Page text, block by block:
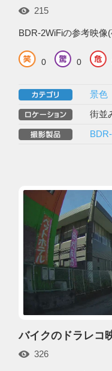
215
BDR-2WiFiの参考映像
0 0
景色
街並
バイクのドラレコ
326